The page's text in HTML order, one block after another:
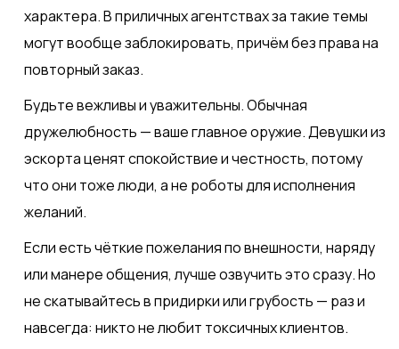
характера. В приличных агентствах за такие темы
могут вообще заблокировать, причём без права на
повторный заказ.
Будьте вежливы и уважительны. Обычная
дружелюбность — ваше главное оружие. Девушки из
эскорта ценят спокойствие и честность, потому
что они тоже люди, а не роботы для исполнения
желаний.
Если есть чёткие пожелания по внешности, наряду
или манере общения, лучше озвучить это сразу. Но
не скатывайтесь в придирки или грубость — раз и
навсегда: никто не любит токсичных клиентов.